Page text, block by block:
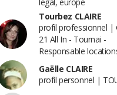
Tourbez CLAIRE
profil professionnel |
21 All In - Tournai -
Responsable
Gaëlle CLAIRE
profil personnel |